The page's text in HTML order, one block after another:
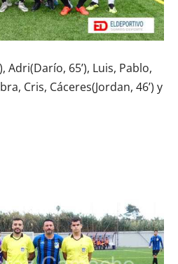
Adri(Darío, 65’), Luis, Pablo,
Cris, Cáceres(Jordan, 46’) y